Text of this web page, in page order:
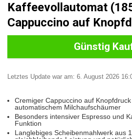
Kaffeevollautomat
Cappuccino auf
Günstig
Letztes Update war am: 6. August 2026
Cremiger Cappuccino auf
automatischem Milchaufschäumer
Besonders intensiver Espresso und
Funktion
Langlebiges Scheibenmahlwerk aus